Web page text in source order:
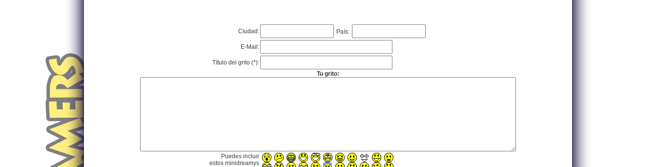
Ciudad: País:
E-Mail:
Título del grito (*):
Tu grito:
Puedes incluir
estos minidreamys